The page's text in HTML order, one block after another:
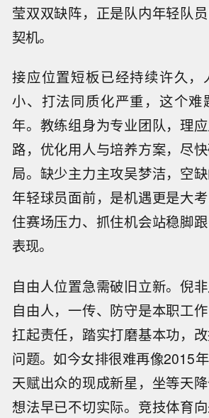
莹双双缺阵，正是队内年轻队
契机。
接应位置短板已经持续许久，
小、打法同质化严重，这个难
年。教练组身为专业团队，理
路，优化用人与培养方案，尽
局。缺少主力主攻吴梦洁，空
年轻球员面前，是机遇更是大
住赛场压力、抓住机会站稳脚
表现。
自由人位置急需破旧立新。倪
自由人，一传、防守是本职工
扛起责任，踏实打磨基本功，
问题。如今女排很难再像2015
天赋出众的现成新星，坐等天
想法早已不切实际。竞技体育